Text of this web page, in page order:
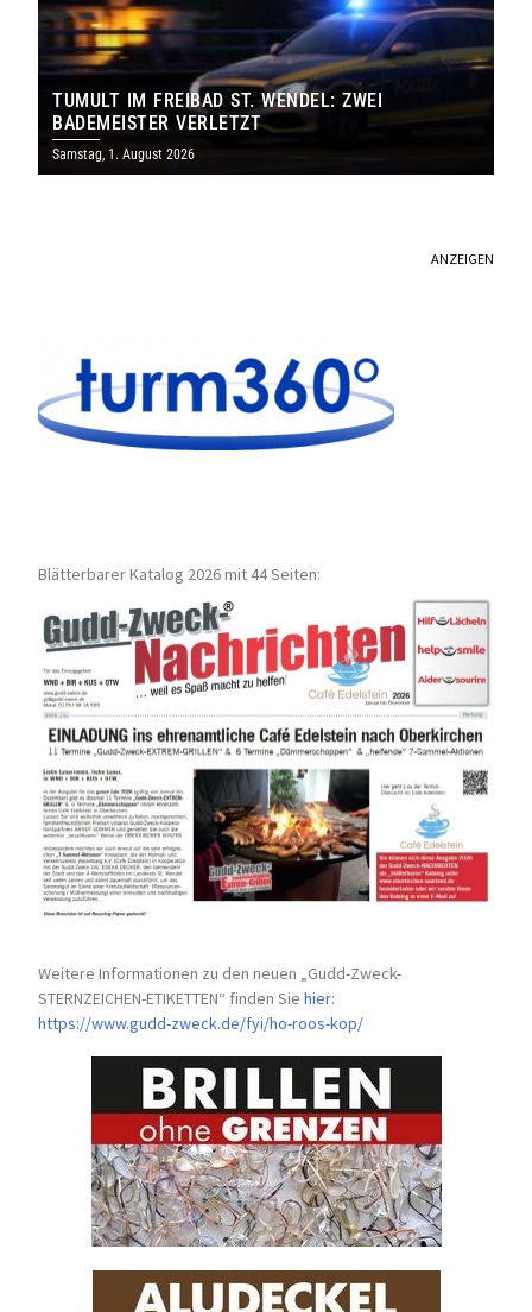
TUMULT IM FREIBAD ST. WENDEL: ZWEI
BADEMEISTER VERLETZT
Samstag, 1. August 2026
ANZEIGEN
Blätterbarer Katalog 2026 mit 44 Seiten:
Weitere Informationen zu den neuen „Gudd-Zweck-
STERNZEICHEN-ETIKETTEN“ finden Siehier:
https://www.gudd-zweck.de/fyi/ho-roos-kop/